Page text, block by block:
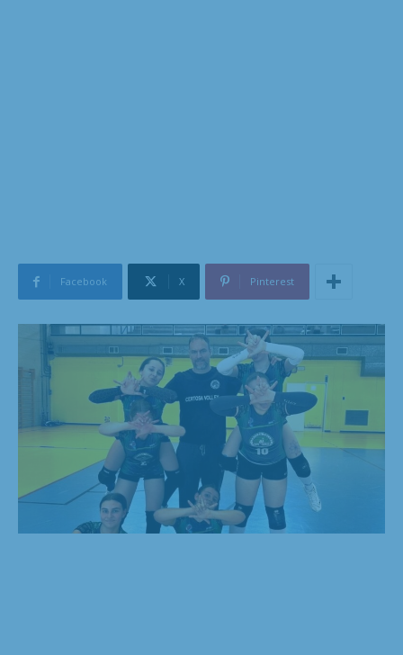
Facebook X Pinterest